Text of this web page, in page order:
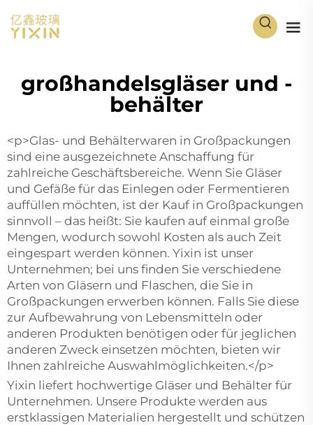
großhandelsgläser und -
behälter
<p>Glas- und Behälterwaren in Großpackungen
sind eine ausgezeichnete Anschaffung für
zahlreiche Geschäftsbereiche. Wenn Sie Gläser
und Gefäße für das Einlegen oder Fermentieren
auffüllen möchten, ist der Kauf in Großpackungen
sinnvoll – das heißt: Sie kaufen auf einmal große
Mengen, wodurch sowohl Kosten als auch Zeit
eingespart werden können. Yixin ist unser
Unternehmen; bei uns finden Sie verschiedene
Arten von Gläsern und Flaschen, die Sie in
Großpackungen erwerben können. Falls Sie diese
zur Aufbewahrung von Lebensmitteln oder
anderen Produkten benötigen oder für jeglichen
anderen Zweck einsetzen möchten, bieten wir
Ihnen zahlreiche Auswahlmöglichkeiten.</p>
Yixin liefert hochwertige Gläser und Behälter für
Unternehmen. Unsere Produkte werden aus
erstklassigen Materialien hergestellt und schützen